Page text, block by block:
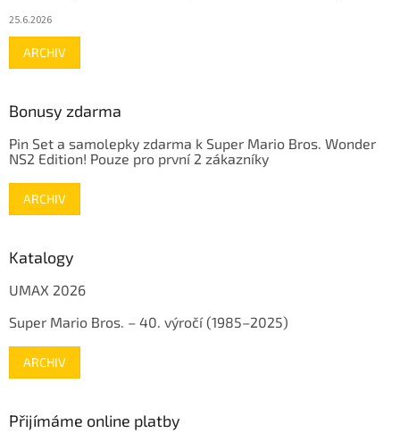
25.6.2026
ARCHIV
Bonusy zdarma
Pin Set a samolepky zdarma k Super Mario Bros. Wonder
NS2 Edition! Pouze pro první 2 zákazníky
ARCHIV
Katalogy
UMAX 2026
Super Mario Bros. – 40. výročí (1985–2025)
ARCHIV
Přijímáme online platby